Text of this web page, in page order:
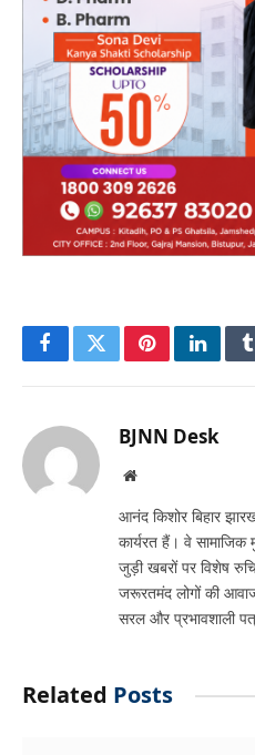
FacebookTwitterPinterest
BJNN Desk
Website
आनंद किशोर बिहार
कार्यरत हैं। वे
जुड़ी खबरों पर विशेष
जरूरतमंद लोगों की
सरल और प्रभावशाली
Related Posts